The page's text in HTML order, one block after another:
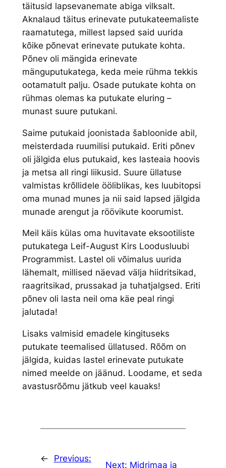
täitusid lapsevanemate abiga vilksalt.
Aknalaud täitus erinevate putukateemaliste
raamatutega, millest lapsed said uurida
kõike põnevat erinevate putukate kohta.
Põnev oli mängida erinevate
mänguputukatega, keda meie rühma tekkis
ootamatult palju. Osade putukate kohta on
rühmas olemas ka putukate eluring –
munast suure putukani.
Saime putukaid joonistada šabloonide abil,
meisterdada ruumilisi putukaid. Eriti põnev
oli jälgida elus putukaid, kes lasteaia hoovis
ja metsa all ringi liikusid. Suure üllatuse
valmistas krõllidele ööliblikas, kes luubitopsi
oma munad munes ja nii said lapsed jälgida
munade arengut ja röövikute koorumist.
Meil käis külas oma huvitavate eksootiliste
putukatega Leif-August Kirs Loodusluubi
Programmist. Lastel oli võimalus uurida
lähemalt, millised näevad välja hiidritsikad,
raagritsikad, prussakad ja tuhatjalgsed. Eriti
põnev oli lasta neil oma käe peal ringi
jalutada!
Lisaks valmisid emadele kingituseks
putukate teemalised üllatused. Rõõm on
jälgida, kuidas lastel erinevate putukate
nimed meelde on jäänud. Loodame, et seda
avastusrõõmu jätkub veel kauaks!
←
Previous:
Next: Midrimaa ja